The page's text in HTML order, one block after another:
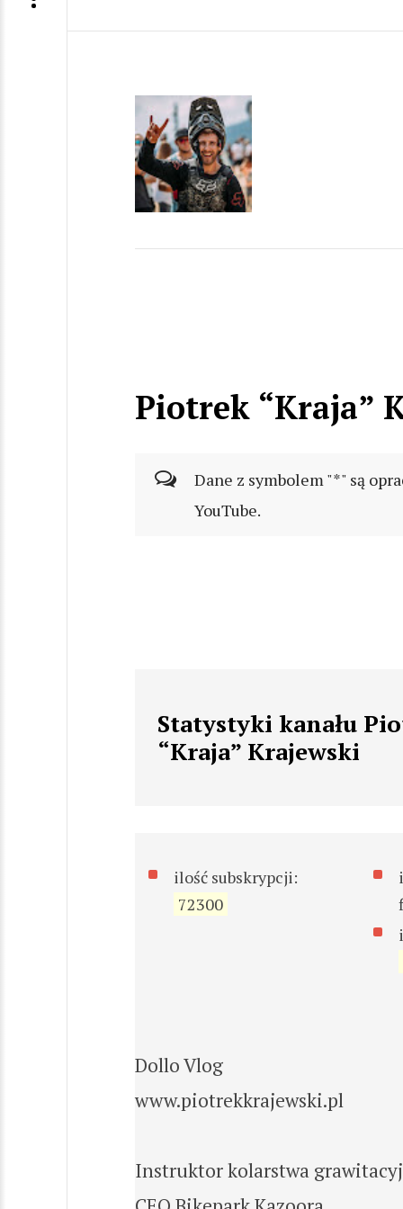
Piotrek “Kraja”
Dane z symbolem "*" są
YouTube.
Statystyki kanału
“Kraja” Krajewski
ilość subskrypcji:
72300
Dollo Vlog
www.piotrekkrajewski.pl
Instruktor kolarstwa